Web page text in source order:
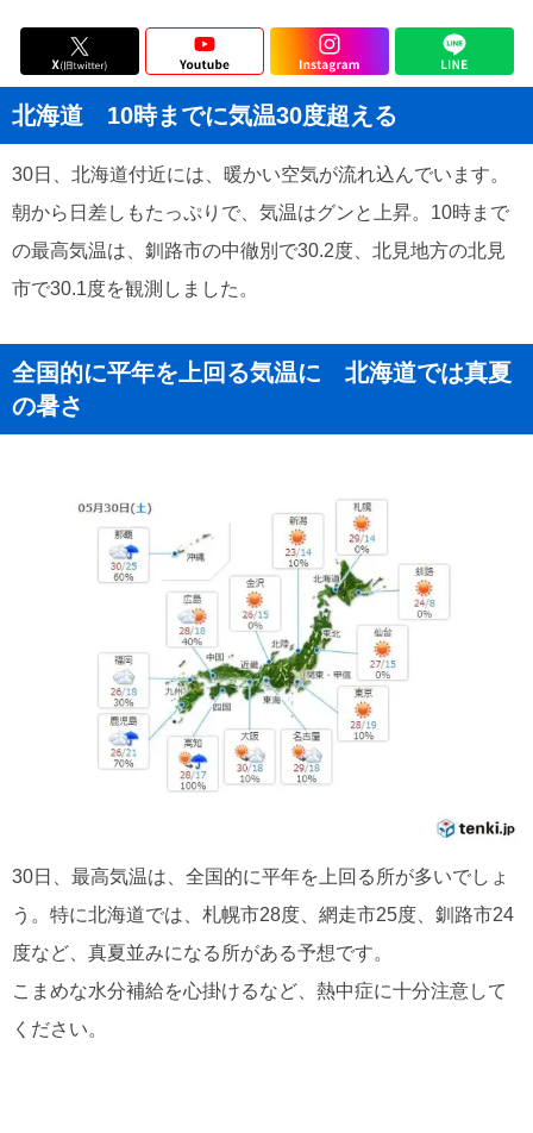
北海道 10時までに気温30度超える
30日、北海道付近には、暖かい空気が流れ込んでいます。
朝から日差しもたっぷりで、気温はグンと上昇。10時まで
の最高気温は、釧路市の中徹別で30.2度、北見地方の北見
市で30.1度を観測しました。
全国的に平年を上回る気温に 北海道では真夏
の暑さ
30日、最高気温は、全国的に平年を上回る所が多いでしょ
う。特に北海道では、札幌市28度、網走市25度、釧路市24
度など、真夏並みになる所がある予想です。
こまめな水分補給を心掛けるなど、熱中症に十分注意して
ください。